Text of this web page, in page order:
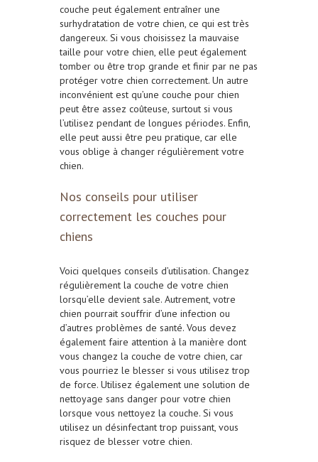
couche peut également entraîner une
surhydratation de votre chien, ce qui est très
dangereux. Si vous choisissez la mauvaise
taille pour votre chien, elle peut également
tomber ou être trop grande et finir par ne pas
protéger votre chien correctement. Un autre
inconvénient est qu’une couche pour chien
peut être assez coûteuse, surtout si vous
l’utilisez pendant de longues périodes. Enfin,
elle peut aussi être peu pratique, car elle
vous oblige à changer régulièrement votre
chien.
Nos conseils pour utiliser
correctement les couches pour
chiens
Voici quelques conseils d’utilisation. Changez
régulièrement la couche de votre chien
lorsqu’elle devient sale. Autrement, votre
chien pourrait souffrir d’une infection ou
d’autres problèmes de santé. Vous devez
également faire attention à la manière dont
vous changez la couche de votre chien, car
vous pourriez le blesser si vous utilisez trop
de force. Utilisez également une solution de
nettoyage sans danger pour votre chien
lorsque vous nettoyez la couche. Si vous
utilisez un désinfectant trop puissant, vous
risquez de blesser votre chien.